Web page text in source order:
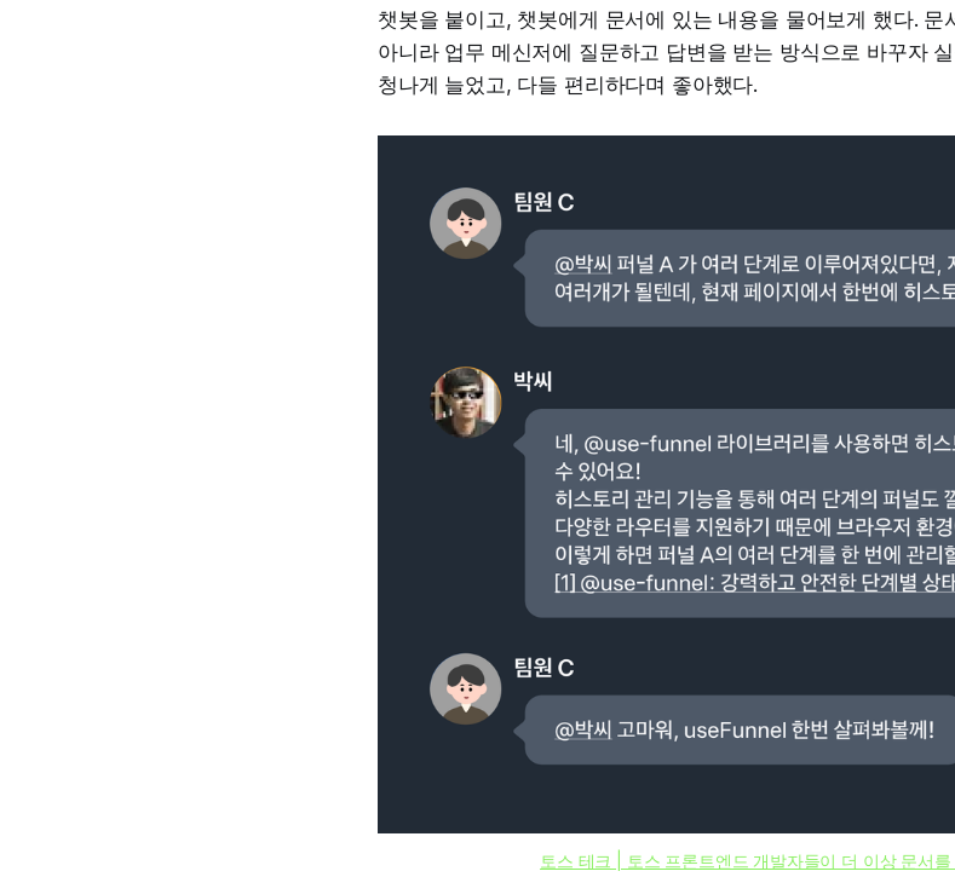
챗봇을 붙이고, 챗봇에게 문서에 있는 내용을 물어보게 했다. 문
아니라 업무 메신저에 질문하고 답변을 받는 방식으로 바꾸자
청나게 늘었고, 다들 편리하다며 좋아했다.
토스 테크 | 토스 프론트엔드 개발자들이 더 이상 문서